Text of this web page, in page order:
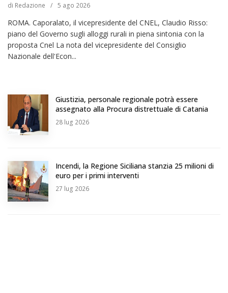
di Redazione / 5 ago 2026
ROMA. Caporalato, il vicepresidente del CNEL, Claudio Risso:
piano del Governo sugli alloggi rurali in piena sintonia con la
proposta Cnel La nota del vicepresidente del Consiglio
Nazionale dell'Econ...
Giustizia, personale regionale potrà essere
assegnato alla Procura distrettuale di Catania
28 lug 2026
Incendi, la Regione Siciliana stanzia 25 milioni di
euro per i primi interventi
27 lug 2026